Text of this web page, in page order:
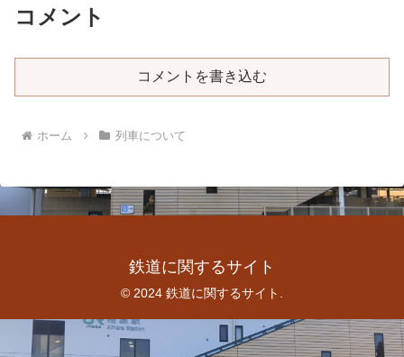
コメント
コメントを書き込む
ホーム 列車について
鉄道に関するサイト
© 2024 鉄道に関するサイト.